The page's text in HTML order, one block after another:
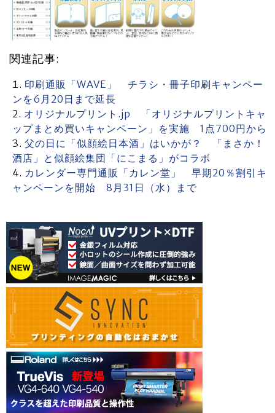
関連記事:
印刷通販「WAVE」 チラシ・冊子印刷キャンペー
ンを6月20日まで延長
オリジナルプリント.jp 「オリジナルプリントキャ
ップまとめ買いキャンペーン」を実施 1点700円から
父の日に「似顔絵日本酒」はいかが？ 「まさか！
酒店」と似顔絵集団「にこまる」がコラボ
カレンダー専門通販「カレン堂」 早期20％割引キ
ャンペーンを開始 8月31日（水）まで